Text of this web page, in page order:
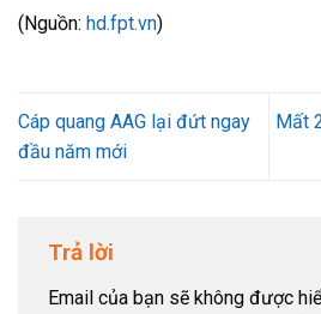
(Nguồn: hd.fpt.vn)
Cáp quang AAG lại đứt ngay
đầu năm mới
Mất
Trả lời
Email của bạn sẽ không được